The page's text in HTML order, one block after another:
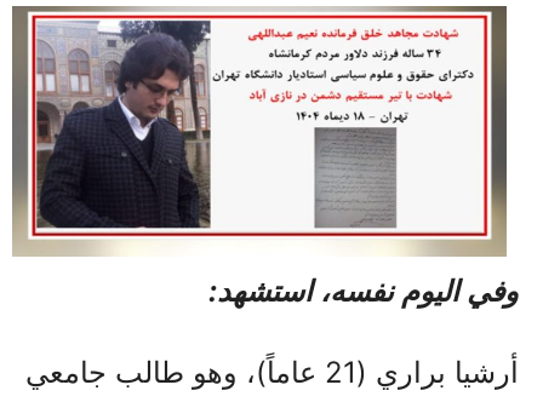
وفي اليوم نفسه، استشهد:
أرشيا براري (21 عاماً)، وهو طالب جامعي